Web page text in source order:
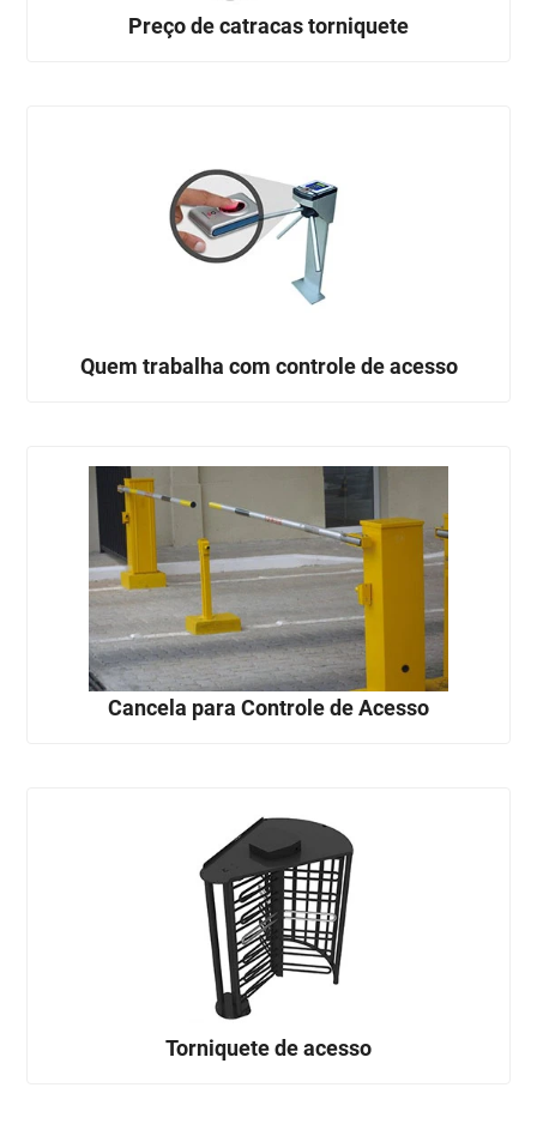
Preço de catracas torniquete
Quem trabalha com controle de acesso
Cancela para Controle de Acesso
Torniquete de acesso